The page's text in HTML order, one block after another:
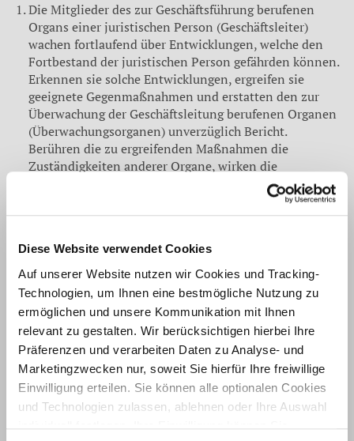
Diese Website verwendet Cookies
Auf unserer Website nutzen wir Cookies und Tracking-
Technologien, um Ihnen eine bestmögliche Nutzung zu
ermöglichen und unsere Kommunikation mit Ihnen
relevant zu gestalten. Wir berücksichtigen hierbei Ihre
Präferenzen und verarbeiten Daten zu Analyse- und
Marketingzwecken nur, soweit Sie hierfür Ihre freiwillige
Einwilligung erteilen. Sie können alle optionalen Cookies
und Technologien zulassen, ablehnen oder Ihre Auswahl
Die Mitglieder des zur Geschäftsführung berufenen
Organs einer juristischen Person (Geschäftsleiter)
wachen fortlaufend über Entwicklungen, welche den
Fortbestand der juristischen Person gefährden können.
Erkennen sie solche Entwicklungen, ergreifen sie
geeignete Gegenmaßnahmen und erstatten den zur
Überwachung der Geschäftsleitung berufenen Organen
(Überwachungsorganen) unverzüglich Bericht.
Berühren die zu ergreifenden Maßnahmen die
Zuständigkeiten anderer Organe, wirken die
Geschäftsleiter unverzüglich auf deren Befassung hin.
von § 15a Absatz 1 Satz 3 und Absatz 2 der
Geschäftsleiter der zur Geschäftsführung berufenen
Gesellschafter.
Weitergehende Pflichten, die sich aus anderen
Gesetzen ergeben, bleiben unberührt.
Zurück